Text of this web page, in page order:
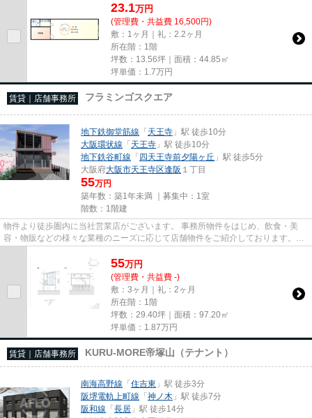
23.1万円
(管理費・共益費 16,500円)
敷：1ヶ月｜礼：2.2ヶ月
所在階：1階
坪数：13.56坪｜面積：44.85㎡
坪単価： 1.7万円
賃貸｜店舗事務所 フラミンゴスクエア
地下鉄御堂筋線 「天王寺 」駅 徒歩10分
大阪環状線 「天王寺 」駅 徒歩10分
地下鉄谷町線 「四天王寺前夕陽ヶ丘 」駅 徒歩5分
大阪府大阪市天王寺区逢阪 １丁目
55万円
築年数：築1年未満 ｜募集中： 1室
階数：1階建
物件より徒歩圏内に当社営業店がございます。 事務所物件をはじめ、飲食・美
容・物販などの様々な業種のニーズに応じて店舗物件をご紹介しております。
尚、弊社ではおとり広告は一切...
55万円
(管理費・共益費 -)
敷：3ヶ月｜礼：2ヶ月
所在階：1階
坪数：29.40坪｜面積：97.20㎡
坪単価： 1.87万円
賃貸｜店舗事務所 KURU-MORE帝塚山（テナント）
南海高野線 「住吉東 」駅 徒歩3分
阪堺電軌上町線 「神ノ木 」駅 徒歩7分
阪和線 「長居 」駅 徒歩14分